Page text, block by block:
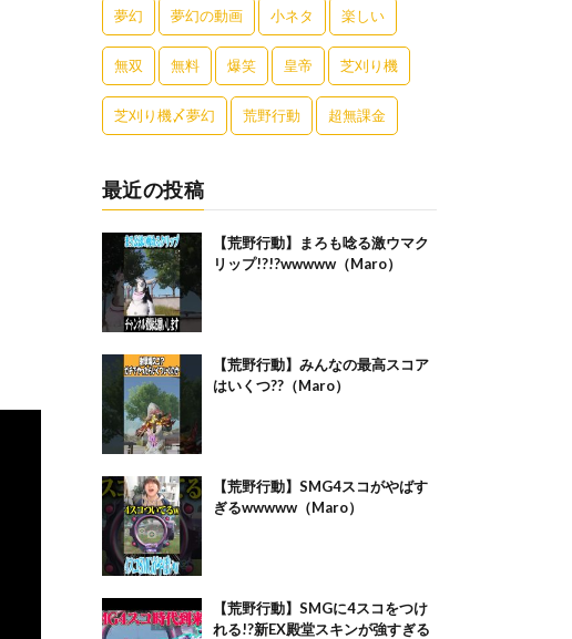
夢幻 夢幻の動画 小ネタ 楽しい
無双 無料 爆笑 皇帝 芝刈り機
芝刈り機〆夢幻 荒野行動 超無課金
最近の投稿
【荒野行動】まろも唸る激ウマク
リップ!?!?wwwww（Maro）
【荒野行動】みんなの最高スコア
はいくつ??（Maro）
【荒野行動】SMG4スコがやばす
ぎるwwwww（Maro）
【荒野行動】SMGに4スコをつけ
れる!?新EX殿堂スキンが強すぎる